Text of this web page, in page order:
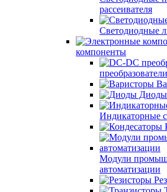
рассеивателя
Светодиодные
компоненты
преобразователи
Диоды
Индикаторные
Модули
автоматизации